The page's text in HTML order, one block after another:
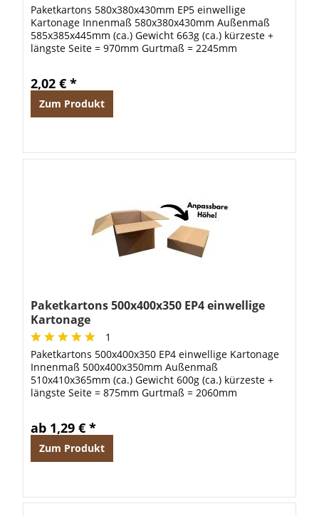
Paketkartons 580x380x430mm EP5 einwellige
Kartonage Innenmaß 580x380x430mm Außenmaß
585x385x445mm (ca.) Gewicht 663g (ca.) kürzeste +
längste Seite = 970mm Gurtmaß = 2245mm
2,02 € *
Zum Produkt
Paketkartons 500x400x350 EP4 einwellige
Kartonage
1
Paketkartons 500x400x350 EP4 einwellige Kartonage
Innenmaß 500x400x350mm Außenmaß
510x410x365mm (ca.) Gewicht 600g (ca.) kürzeste +
längste Seite = 875mm Gurtmaß = 2060mm
ab 1,29 € *
Zum Produkt